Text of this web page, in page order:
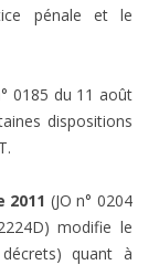
pénale et le
0185 du 11 août
dispositions
2011 (JO n° 0204
modifie le
quant à